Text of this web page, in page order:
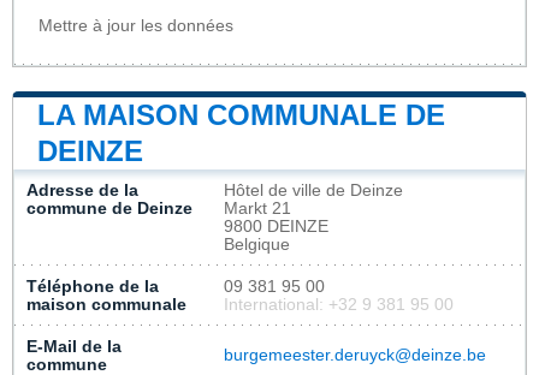
Mettre à jour les données
LA MAISON COMMUNALE DE
DEINZE
Adresse de la
commune de Deinze
Hôtel de ville de Deinze
Markt 21
9800 DEINZE
Belgique
Téléphone de la
maison communale
09 381 95 00
International: +32 9 381 95 00
E-Mail de la
commune
burgemeester.deruyck@deinze.be